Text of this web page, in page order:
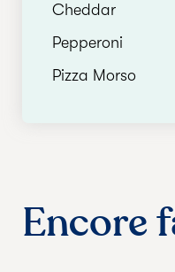
Cheddar
Pepperoni
Pizza Morso
Encore